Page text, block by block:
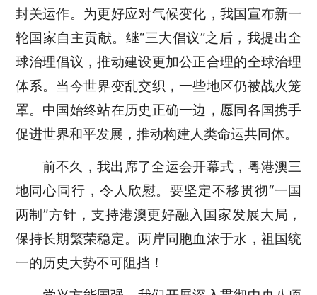
封关运作。为更好应对气候变化，我国宣布新一
轮国家自主贡献。继“三大倡议”之后，我提出全
球治理倡议，推动建设更加公正合理的全球治理
体系。当今世界变乱交织，一些地区仍被战火笼
罩。中国始终站在历史正确一边，愿同各国携手
促进世界和平发展，推动构建人类命运共同体。
前不久，我出席了全运会开幕式，粤港澳三
地同心同行，令人欣慰。要坚定不移贯彻“一国
两制”方针，支持港澳更好融入国家发展大局，
保持长期繁荣稳定。两岸同胞血浓于水，祖国统
一的历史大势不可阻挡！